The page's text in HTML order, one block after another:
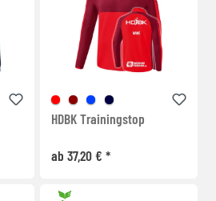
HDBK Trainingstop
ab 37,20 € *